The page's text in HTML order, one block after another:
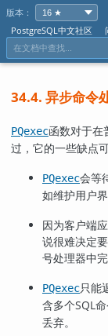
版本：
PostgreSQL中文社区
34.4. 异步命令
PQexec函数对于在
过，它的一些缺点
PQexec会等
如维护用户
因为客户端
说很难决定
号处理器中
PQexec只能
含多个SQL
丢弃。